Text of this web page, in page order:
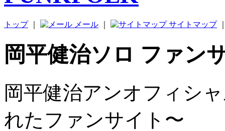
トップ｜ メール サイトマップ
岡平健治ソロ ファン
岡平健治アンオフィシ
れたファンサイト〜